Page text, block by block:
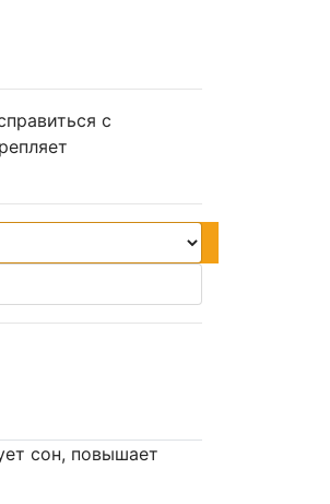
с
сон, повышает